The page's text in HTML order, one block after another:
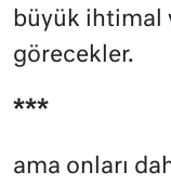
büyük ihtimal
görecekler.
***
ama onları